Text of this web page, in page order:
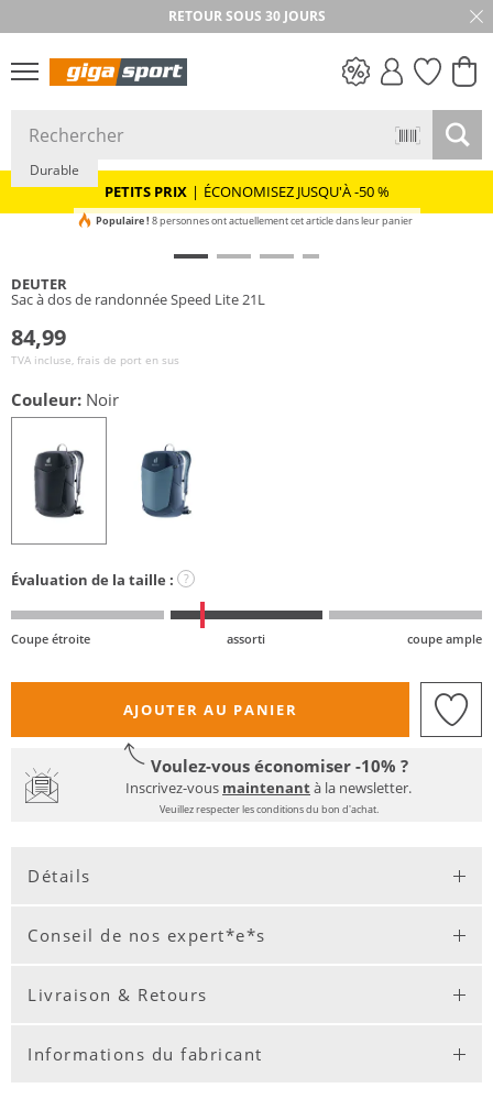
RETOUR SOUS 30 JOURS
PETITS PRIX
PETITS PRIX | ÉCONOMISEZ JUSQU'À -50 %
Durable
Populaire ! 8 personnes ont actuellement cet article dans leur panier
DEUTER
Sac à dos de randonnée Speed Lite 21L
84,99
TVA incluse, frais de port en sus
Couleur: Noir
Évaluation de la taille : ?
Coupe étroite assorti coupe ample
AJOUTER AU PANIER
Voulez-vous économiser -10% ?
Inscrivez-vous maintenantà la newsletter.
Veuillez respecter les conditions du bon d'achat.
Détails
Conseil de nos expert*e*s
Livraison & Retours
Informations du fabricant